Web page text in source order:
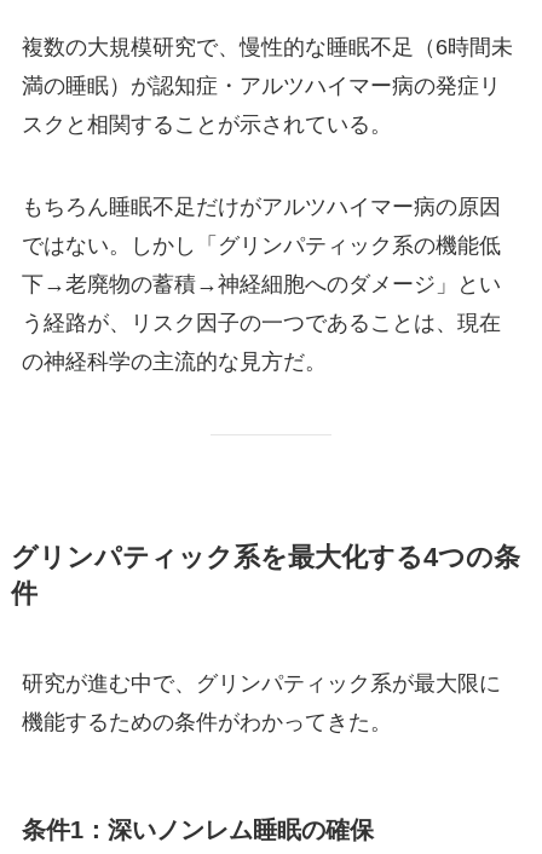
複数の大規模研究で、慢性的な睡眠不足（6時間未
満の睡眠）が認知症・アルツハイマー病の発症リ
スクと相関することが示されている。
もちろん睡眠不足だけがアルツハイマー病の原因
ではない。しかし「グリンパティック系の機能低
下→老廃物の蓄積→神経細胞へのダメージ」とい
う経路が、リスク因子の一つであることは、現在
の神経科学の主流的な見方だ。
グリンパティック系を最大化する4つの条
件
研究が進む中で、グリンパティック系が最大限に
機能するための条件がわかってきた。
条件1：深いノンレム睡眠の確保